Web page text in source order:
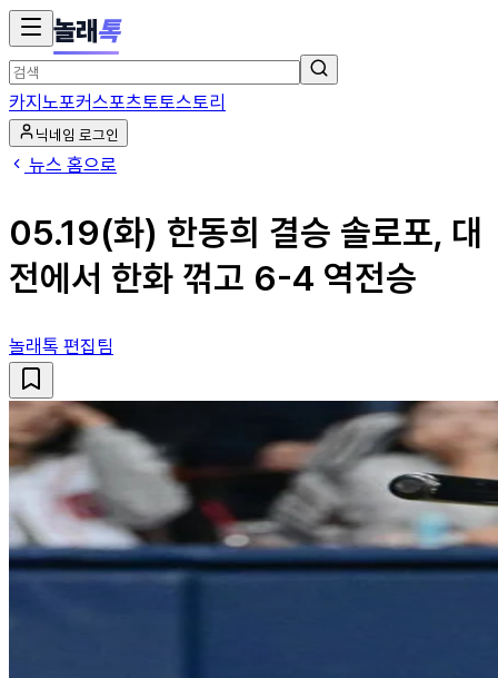
놀래톡
카지노포커스포츠토토스토리
닉네임 로그인
뉴스 홈으로
05.19(화) 한동희 결승 솔로포, 대
전에서 한화 꺾고 6-4 역전승
놀래톡 편집팀